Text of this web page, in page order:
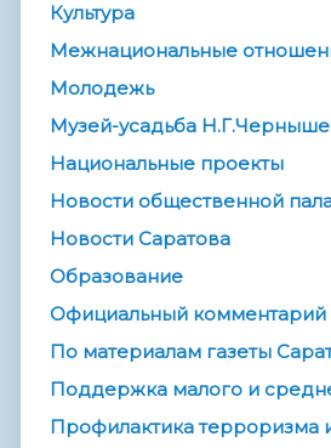
Культура
Межнациональные
Молодежь
Музей-усадьба
Национальные проекты
Новости общественной
Новости Саратова
Образование
Официальный комментарий
По материалам газеты
Поддержка малого и
Профилактика терроризма